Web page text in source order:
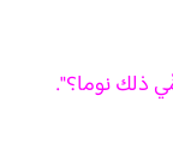
ذلك نوما؟".